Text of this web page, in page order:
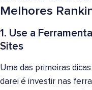
Melhores
1. Use a
Sites
Uma das primeiras
darei é investir nas